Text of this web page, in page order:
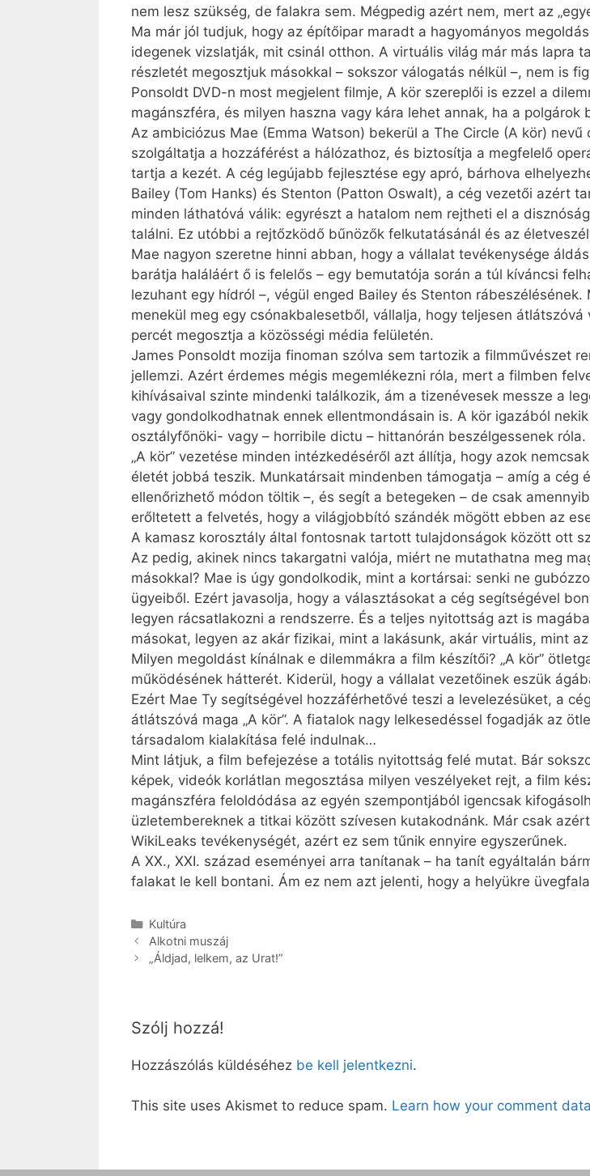
nem lesz szükség, de falakra sem. Mégpedig azért nem, mert az
Ma már jól tudjuk, hogy az építőipar maradt a hagyományos
idegenek vizslatják, mit csinál otthon. A virtuális világ már más lapra
részletét megosztjuk másokkal – sokszor válogatás nélkül –, nem is
Ponsoldt DVD-n most megjelent filmje, A kör szereplői is ezzel a
magánszféra, és milyen haszna vagy kára lehet annak, ha a
Az ambiciózus Mae (Emma Watson) bekerül a The Circle (A kör)
szolgáltatja a hozzáférést a hálózathoz, és biztosítja a megfelelő
tartja a kezét. A cég legújabb fejlesztése egy apró, bárhova
Bailey (Tom Hanks) és Stenton (Patton Oswalt), a cég vezetői azért
minden láthatóvá válik: egyrészt a hatalom nem rejtheti el a
találni. Ez utóbbi a rejtőzködő bűnözők felkutatásánál és az
Mae nagyon szeretne hinni abban, hogy a vállalat tevékenysége
barátja haláláért ő is felelős – egy bemutatója során a túl kíváncsi
lezuhant egy hídról –, végül enged Bailey és Stenton
menekül meg egy csónakbalesetből, vállalja, hogy teljesen
percét megosztja a közösségi média felületén.
James Ponsoldt mozija finoman szólva sem tartozik a filmművészet
jellemzi. Azért érdemes mégis megemlékezni róla, mert a filmben
kihívásaival szinte mindenki találkozik, ám a tizenévesek messze a
vagy gondolkodhatnak ennek ellentmondásain is. A kör igazából
osztályfőnöki- vagy – horribile dictu – hittanórán beszélgessenek róla.
„A kör” vezetése minden intézkedéséről azt állítja, hogy azok
életét jobbá teszik. Munkatársait mindenben támogatja – amíg a cég
ellenőrizhető módon töltik –, és segít a betegeken – de csak
erőltetett a felvetés, hogy a világjobbító szándék mögött ebben az
A kamasz korosztály által fontosnak tartott tulajdonságok között ott
Az pedig, akinek nincs takargatni valója, miért ne mutathatna meg
másokkal? Mae is úgy gondolkodik, mint a kortársai: senki ne
ügyeiből. Ezért javasolja, hogy a választásokat a cég segítségével
legyen rácsatlakozni a rendszerre. És a teljes nyitottság azt is
másokat, legyen az akár fizikai, mint a lakásunk, akár virtuális, mint
Milyen megoldást kínálnak e dilemmákra a film készítői? „A kör”
működésének hátterét. Kiderül, hogy a vállalat vezetőinek eszük
Ezért Mae Ty segítségével hozzáférhetővé teszi a levelezésüket, a
átlátszóvá maga „A kör”. A fiatalok nagy lelkesedéssel fogadják az
társadalom kialakítása felé indulnak…
Mint látjuk, a film befejezése a totális nyitottság felé mutat. Bár
képek, videók korlátlan megosztása milyen veszélyeket rejt, a film
magánszféra feloldódása az egyén szempontjából igencsak
üzletembereknek a titkai között szívesen kutakodnánk. Már csak
WikiLeaks tevékenységét, azért ez sem tűnik ennyire egyszerűnek.
A XX., XXI. század eseményei arra tanítanak – ha tanít egyáltalán
falakat le kell bontani. Ám ez nem azt jelenti, hogy a helyükre
Kategória
Kultúra
Alkotni muszáj
„Áldjad, lelkem, az Urat!”
Szólj hozzá!
Hozzászólás küldéséhez be kell jelentkezni.
This site uses Akismet to reduce spam. Learn how your comment